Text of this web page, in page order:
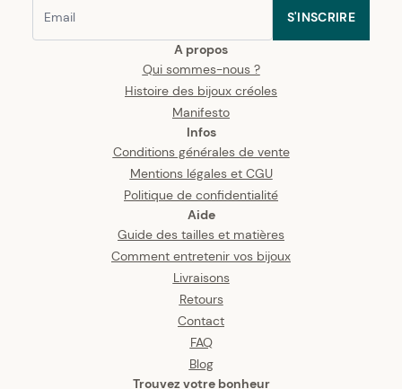
A propos
Qui sommes-nous ?
Histoire des bijoux créoles
Manifesto
Infos
Conditions générales de vente
Mentions légales et CGU
Politique de confidentialité
Aide
Guide des tailles et matières
Comment entretenir vos bijoux
Livraisons
Retours
Contact
FAQ
Blog
Trouvez votre bonheur
S'INSCRIRE